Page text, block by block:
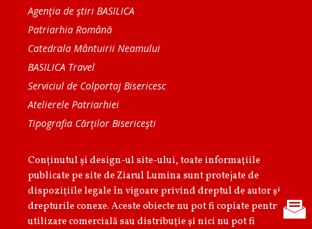
Agenţia de ştiri BASILICA
Patriarhia Română
Catedrala Mântuirii Neamului
BASILICA Travel
Serviciul de Colportaj Bisericesc
Atelierele Patriarhiei
Tipografia Cărţilor Bisericeşti
Conținutul și design-ul site-ului, toate informaţiile
publicate pe site de Ziarul Lumina sunt protejate de
dispoziţiile legale în vigoare privind dreptul de autor şi
drepturile conexe. Aceste obiecte nu pot fi copiate pentru
utilizare comercială sau distribuţie şi nici nu pot fi